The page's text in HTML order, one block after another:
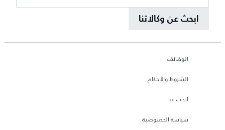
ابحث عن وكالاتنا
الوظائف
الشروط والأحكام
ابحث عنا
سياسة الخصوصية